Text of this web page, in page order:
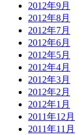
2012年9月
2012年8月
2012年7月
2012年6月
2012年5月
2012年4月
2012年3月
2012年2月
2012年1月
2011年12月
2011年11月